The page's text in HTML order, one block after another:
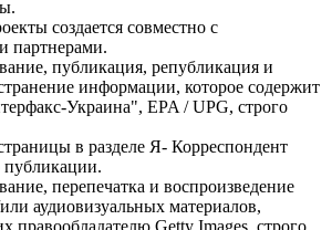
создается совместно с
партнерами.
публикация, републикация и
информации, которое содержит
Украина", EPA / UPG, строго
в разделе Я- Корреспондент
публикации.
перепечатка и воспроизведение
аудиовизуальных материалов,
правообладателю Getty Images, строго